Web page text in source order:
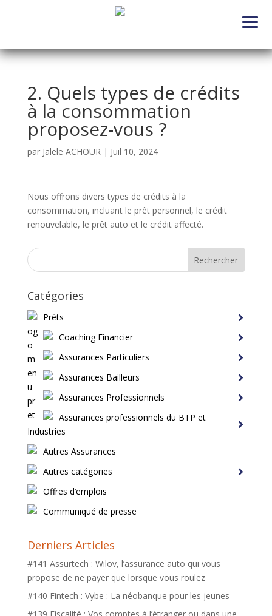
2. Quels types de crédits
à la consommation
proposez-vous ?
par Jalele ACHOUR| Juil 10, 2024
Nous offrons divers types de crédits à la
consommation, incluant le prêt personnel, le crédit
renouvelable, le prêt auto et le crédit affecté.
Rechercher
Catégories
Prêts
Coaching Financier
Assurances Particuliers
Assurances Bailleurs
Assurances Professionnels
Assurances professionnels du BTP et
Industries
Autres Assurances
Autres catégories
Offres d’emplois
Communiqué de presse
Derniers Articles
#141 Assurtech : Wilov, l’assurance auto qui vous
propose de ne payer que lorsque vous roulez
#140 Fintech : Vybe : La néobanque pour les jeunes